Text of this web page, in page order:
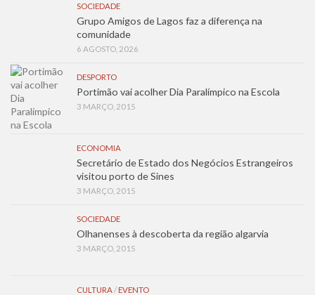
SOCIEDADE
Grupo Amigos de Lagos faz a diferença na
comunidade
6 AGOSTO, 2026
DESPORTO
Portimão vai acolher Dia Paralímpico na Escola
3 MARÇO, 2015
ECONOMIA
Secretário de Estado dos Negócios Estrangeiros
visitou porto de Sines
3 MARÇO, 2015
SOCIEDADE
Olhanenses à descoberta da região algarvia
3 MARÇO, 2015
CULTURA / EVENTO